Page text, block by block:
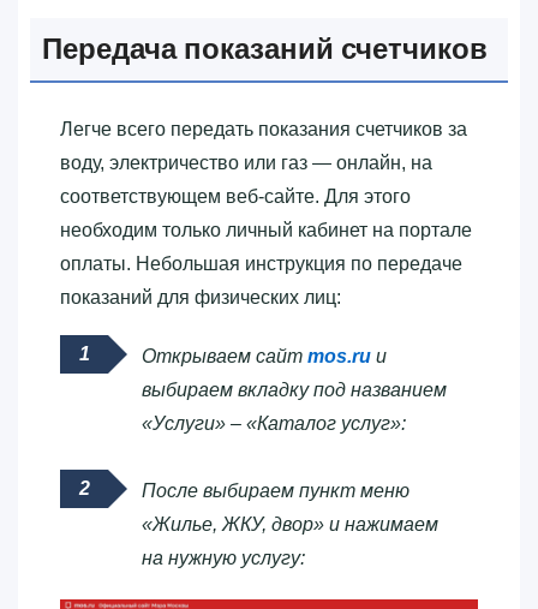
Передача показаний счетчиков
Легче всего передать показания счетчиков за
воду, электричество или газ — онлайн, на
соответствующем веб-сайте. Для этого
необходим только личный кабинет на портале
оплаты. Небольшая инструкция по передаче
показаний для физических лиц:
Открываем сайт mos.ru и
выбираем вкладку под названием
«Услуги» – «Каталог услуг»:
После выбираем пункт меню
«Жилье, ЖКУ, двор» и нажимаем
на нужную услугу: